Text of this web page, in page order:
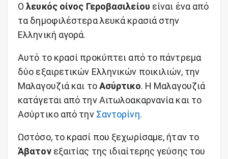
Ολευκός οίνος Γεροβασιλείου είναι ένα από
τα δημοφιλέστερα λευκά κρασιά στην
Ελληνική αγορά.
Αυτό το κρασί προκύπτει από το πάντρεμα
δύο εξαιρετικών Ελληνικών ποικιλιών, την
Μαλαγουζιά και τοΑσύρτικο. H Μαλαγουζιά
κατάγεται από την Αιτωλοακαρνανία και το
Ασύρτικο από την Σαντορίνη.
Ωστόσο, το κρασί που ξεχωρίσαμε, ήταν το
Άβατονεξαιτίας της ιδιαίτερης γεύσης του